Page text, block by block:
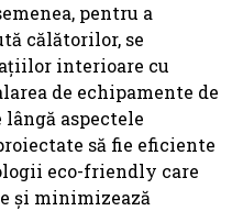
pentru a
călătorilor, se
interioare cu
de echipamente de
aspectele
să fie eficiente
eco-friendly care
și minimizează